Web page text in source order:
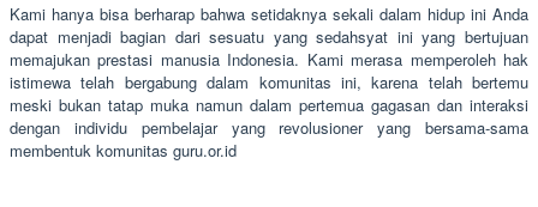
Kami hanya bisa berharap bahwa setidaknya sekali dalam hidup ini Anda
dapat menjadi bagian dari sesuatu yang sedahsyat ini yang bertujuan
memajukan prestasi manusia Indonesia. Kami merasa memperoleh hak
istimewa telah bergabung dalam komunitas ini, karena telah bertemu
meski bukan tatap muka namun dalam pertemua gagasan dan interaksi
dengan individu pembelajar yang revolusioner yang bersama-sama
membentuk komunitas guru.or.id